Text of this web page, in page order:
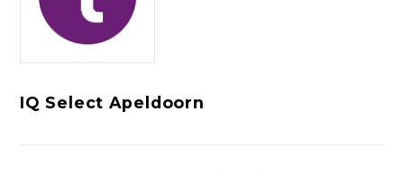
IQ Select Apeldoorn